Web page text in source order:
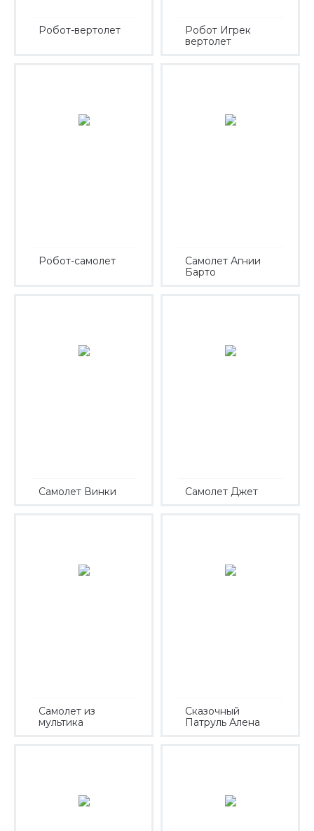
Робот-вертолет
Робот Игрек
вертолет
Робот-самолет
Самолет Агнии
Барто
Самолет Винки Самолет Джет
Самолет из
мультика
Сказочный
Патруль Алена